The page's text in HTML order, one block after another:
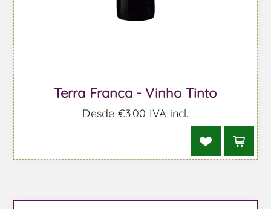
Terra Franca - Vinho Tinto
Desde €3,00 IVA incl.